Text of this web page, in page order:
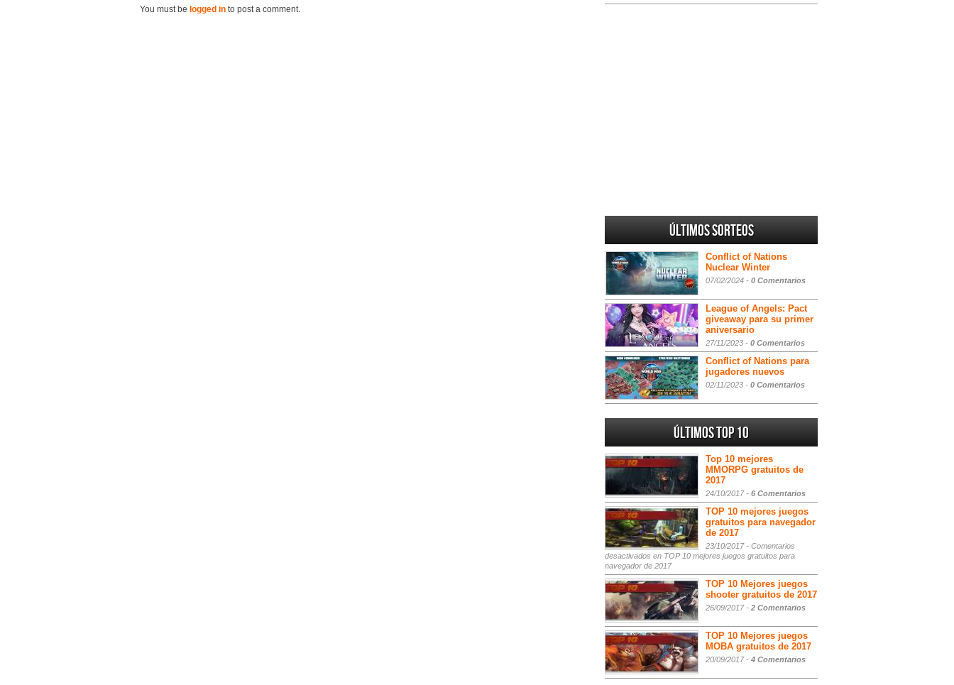
You must be logged in to post a comment.
Últimos sorteos
Conflict of Nations
Nuclear Winter
07/02/2024 - 0 Comentarios
League of Angels: Pact
giveaway para su primer
aniversario
27/11/2023 - 0 Comentarios
Conflict of Nations para
jugadores nuevos
02/11/2023 - 0 Comentarios
Últimos Top 10
Top 10 mejores
MMORPG gratuitos de
2017
24/10/2017 - 6 Comentarios
TOP 10 mejores juegos
gratuitos para navegador
de 2017
23/10/2017 - Comentarios
desactivados en TOP 10 mejores juegos gratuitos para
navegador de 2017
TOP 10 Mejores juegos
shooter gratuitos de 2017
26/09/2017 - 2 Comentarios
TOP 10 Mejores juegos
MOBA gratuitos de 2017
20/09/2017 - 4 Comentarios